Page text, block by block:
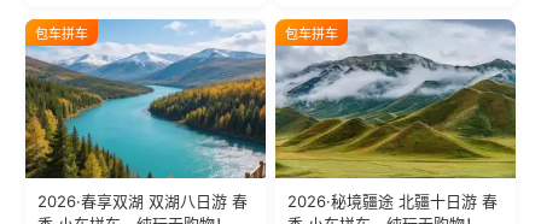
绝美瞬间。 赛湖坦克300跟车视
频：专业摄影师...
瓦人最大村落——禾木村，欣赏
晨雾与小木...
包车拼车
2026·春享双湖 双湖八日游 春
包车拼车
2026·秘境疆途 北疆十日游 春